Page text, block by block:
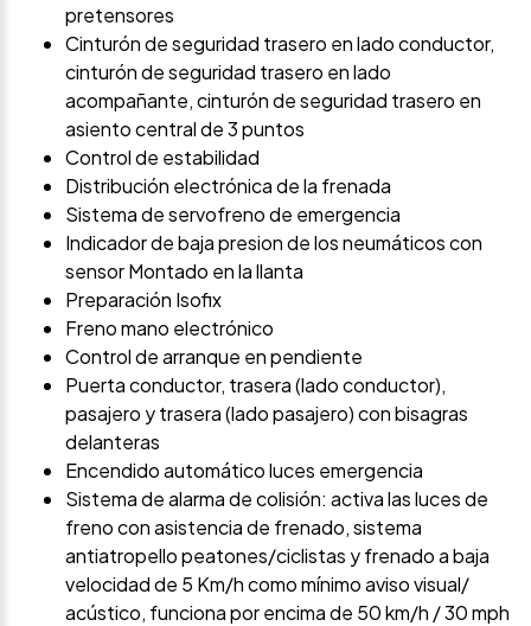
pretensores
Cinturón de seguridad trasero en lado conductor,
cinturón de seguridad trasero en lado
acompañante, cinturón de seguridad trasero en
asiento central de 3 puntos
Control de estabilidad
Distribución electrónica de la frenada
Sistema de servofreno de emergencia
Indicador de baja presion de los neumáticos con
sensor Montado en la llanta
Preparación Isofix
Freno mano electrónico
Control de arranque en pendiente
Puerta conductor, trasera (lado conductor),
pasajero y trasera (lado pasajero) con bisagras
delanteras
Encendido automático luces emergencia
Sistema de alarma de colisión: activa las luces de
freno con asistencia de frenado, sistema
antiatropello peatones/ciclistas y frenado a baja
velocidad de 5 Km/h como mínimo aviso visual/
acústico, funciona por encima de 50 km/h / 30 mph